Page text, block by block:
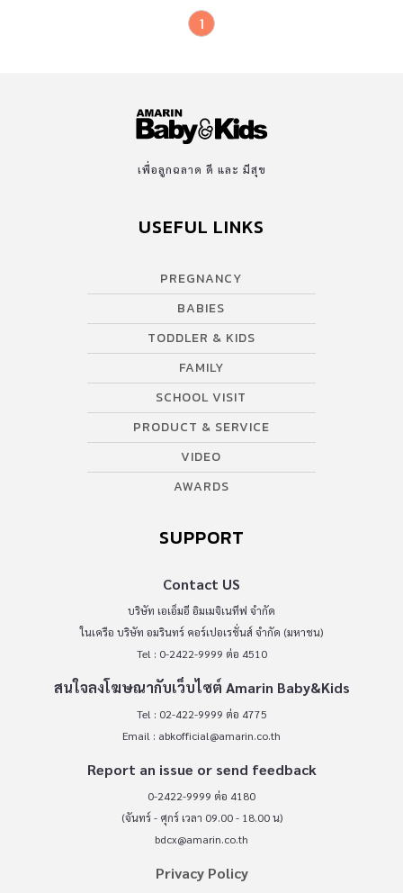
1
เพื่อลูกฉลาด ดี และ มีสุข
USEFUL LINKS
PREGNANCY
BABIES
TODDLER & KIDS
FAMILY
SCHOOL VISIT
PRODUCT & SERVICE
VIDEO
AWARDS
SUPPORT
Contact US
บริษัท เอเอ็มอี อิมเมจิเนทีฟ จำกัด
ในเครือ บริษัท อมรินทร์ คอร์เปอเรชั่นส์ จำกัด (มหาชน)
Tel : 0-2422-9999 ต่อ 4510
สนใจลงโฆษณากับเว็บไซต์ Amarin Baby&Kids
Tel : 02-422-9999 ต่อ 4775
Email : abkofficial@amarin.co.th
Report an issue or send feedback
0-2422-9999 ต่อ 4180
(จันทร์ - ศุกร์ เวลา 09.00 - 18.00 น)
bdcx@amarin.co.th
Privacy Policy